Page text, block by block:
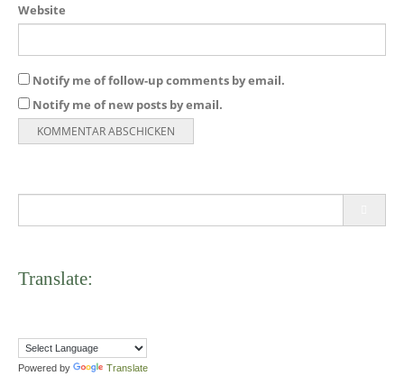
Website
Notify me of follow-up comments by email.
Notify me of new posts by email.
Translate:
Powered by Translate